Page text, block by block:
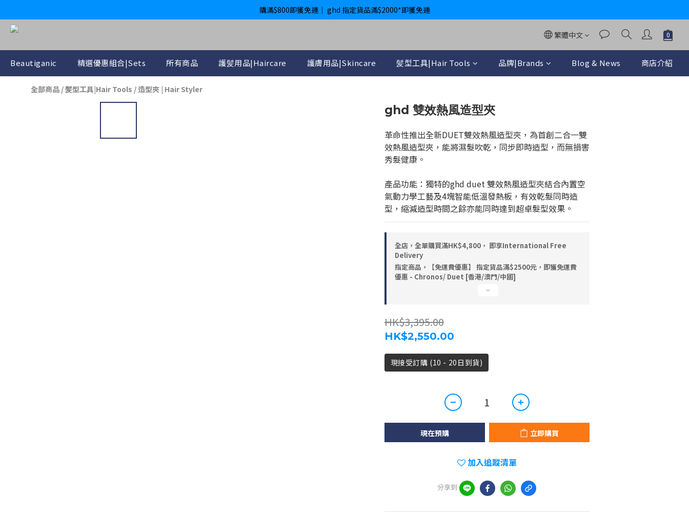
購滿$800即獲免運｜ ghd 指定貨品滿$2000*即獲免運
購滿$800即獲免運｜ ghd 指定貨品滿$2000*即獲免運
購滿$800即獲免運｜ ghd 指定貨品滿$2000*即獲免運
繁體中文
Beautiganic 精選優惠組合|Sets 所有商品 護髪用品|Haircare 護膚用品|Skincare 髪型工具|Hair Tools 品牌|Brands Blog & News 商店介紹
全部商品 /髪型工具|Hair Tools / 造型夾 | Hair Styler
ghd 雙效熱風造型夾
革命性推出全新DUET雙效熱風造型夾，為首創二合一雙
效熱風造型夾，能將濕髮吹乾，同步即時造型，而無損害
秀髮健康。
產品功能：獨特的ghd duet 雙效熱風造型夾結合內置空
氣動力學工藝及4塊智能低溫發熱板，有效乾髮同時造
型，縮減造型時間之餘亦能同時達到超卓髮型效果。
全店，全單購買滿HK$4,800， 即享International Free
Delivery
指定商品，【免運費優惠】 指定貨品滿$2500元，即獲免運費
優惠 - Chronos/ Duet [香港/澳門/中國]
HK$3,395.00
HK$2,550.00
現接受訂購 (10 - 20日到貨)
現在預購 立即購買
加入追蹤清單
分享到